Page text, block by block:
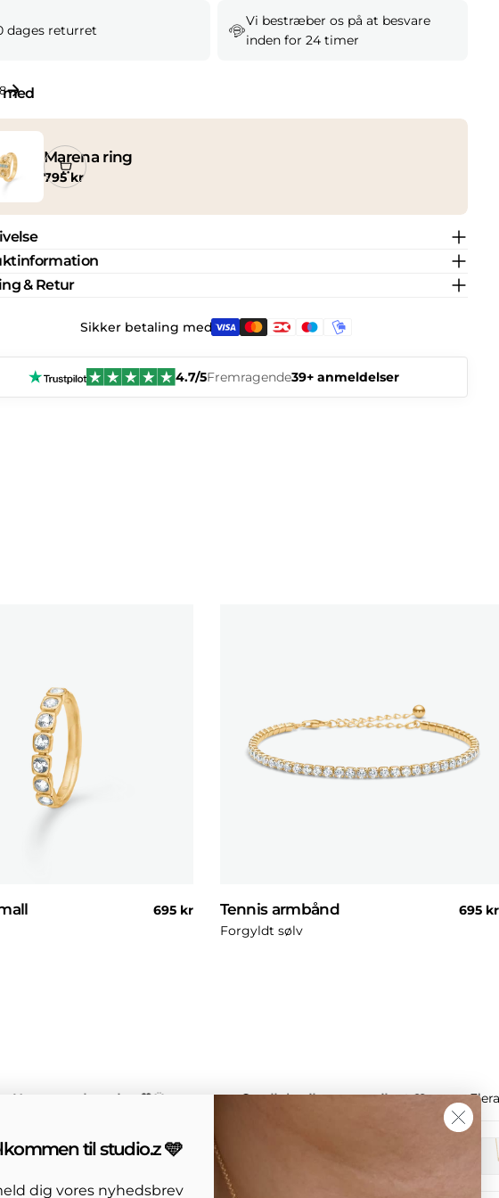
dages returret
Vi bestræber os på at besvare
inden for 24 timer
med
Marena ring
Normal
795 kr
& Retur
Sikker betaling med:
4.7/5Fremragende39+ anmeldelser
Normal
695 kr
Tennis armbånd
695 kr
Forgyldt sølv
Your new obsession 🧡🌞 Small details, strong vibe ✨🩵
til studio.z 🩵
dig vores nyhedsbrev